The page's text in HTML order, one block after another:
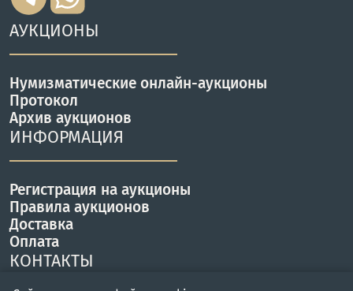
АУКЦИОНЫ
Нумизматические онлайн-аукционы
Протокол
Архив аукционов
ИНФОРМАЦИЯ
Регистрация на аукционы
Правила аукционов
Доставка
Оплата
КОНТАКТЫ